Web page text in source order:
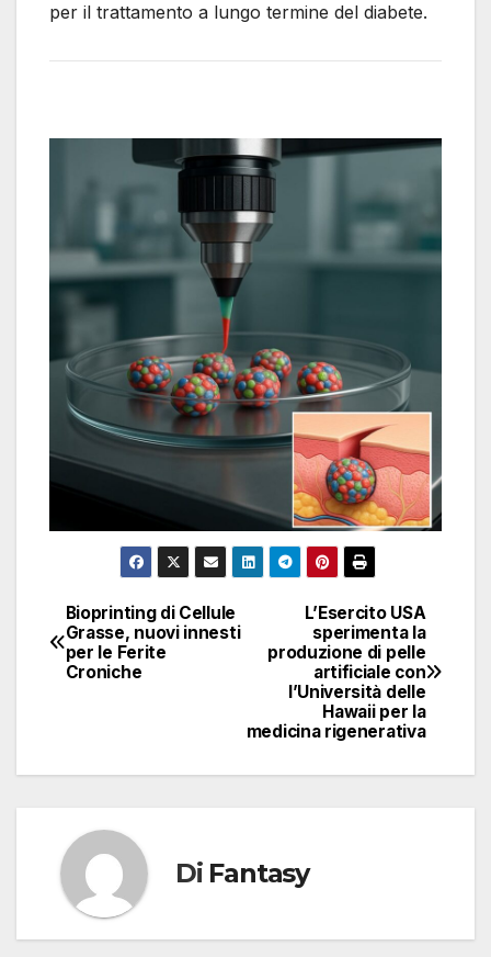
per il trattamento a lungo termine del diabete.
Navigazione
articoli
L’Esercito USA
sperimenta la
produzione di pelle
artificiale con
l’Università delle
Hawaii per la
medicina rigenerativa
Bioprinting di Cellule
Grasse, nuovi innesti
per le Ferite
Croniche
Di Fantasy